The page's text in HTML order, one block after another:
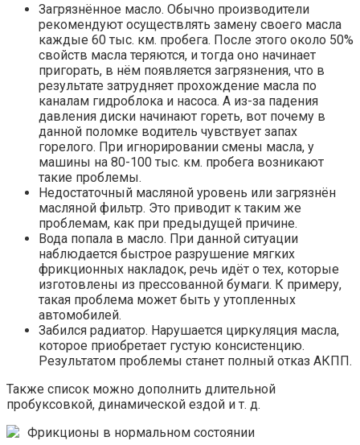
Загрязнённое масло. Обычно производители
рекомендуют осуществлять замену своего масла
каждые 60 тыс. км. пробега. После этого около 50%
свойств масла теряются, и тогда оно начинает
пригорать, в нём появляется загрязнения, что в
результате затрудняет прохождение масла по
каналам гидроблока и насоса. А из-за падения
давления диски начинают гореть, вот почему в
данной поломке водитель чувствует запах
горелого. При игнорировании смены масла, у
машины на 80-100 тыс. км. пробега возникают
такие проблемы.
Недостаточный масляной уровень или загрязнён
масляной фильтр. Это приводит к таким же
проблемам, как при предыдущей причине.
Вода попала в масло. При данной ситуации
наблюдается быстрое разрушение мягких
фрикционных накладок, речь идёт о тех, которые
изготовлены из прессованной бумаги. К примеру,
такая проблема может быть у утопленных
автомобилей.
Забился радиатор. Нарушается циркуляция масла,
которое приобретает густую консистенцию.
Результатом проблемы станет полный отказ АКПП.
Также список можно дополнить длительной
пробуксовкой, динамической ездой и т. д.
Фрикционы в нормальном состоянии